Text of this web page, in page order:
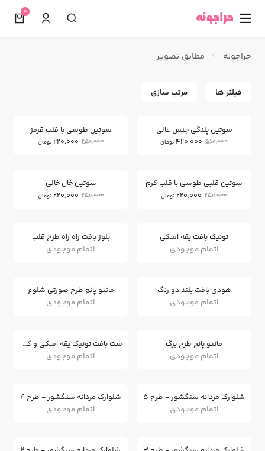
☰
0
حراجونه مطابق تصویر
فیلتر ها مرتب سازی
سوتین پلنگی جنس عالی
560,000
420,000 تومان
سوتین طوسی با قلب قرمز
250,000
220,000 تومان
سوتین قلبی طوسی با قلب کرم
250,000
220,000 تومان
سوتین خال خالی
250,000
220,000 تومان
تونیک بافت یقه اسکی
اتمام موجودی
بلوز بافت راه راه طرح قلب
اتمام موجودی
هودی بافت بلند دو رنگ
اتمام موجودی
مانتو پانچ طرح صورتی شلوغ
اتمام موجودی
مانتو پانچ طرح برگ
اتمام موجودی
ست بافت تونیک یقه اسکی و کلاه
اتمام موجودی
شلوارک مردانه سنگشور - طرح 5
اتمام موجودی
شلوارک مردانه سنگشور - طرح 4
اتمام موجودی